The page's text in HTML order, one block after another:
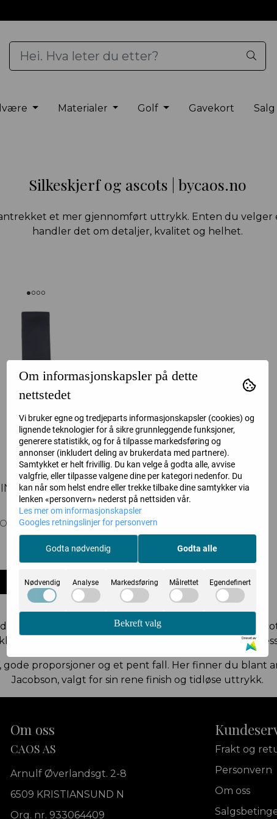
Materialer Golf Gavekort Salg
Silkeskjerf og ascots | bycaos.no
et mer gjennomført uttrykk. Enten du velger
handler det om detaljer, kvalitet og helhet.
SCARVE NAVY
Oscar Jacobson
1.999,-
Kjøp
som ønsker et gjennomtenkt alternativ til slips.
Silkeskjerfene brukes som et elegant tilbehør til
proporsjoner og et pent fall. Her finner du blant
Jacobson, valgt for sin rene finish og tidløse uttrykk.
Om oss
CAOS AS
Arnulf Øverlandsgt. 2-8
6509 KRISTIANSUND N
Org. nr. 933064409
Frakt og
Personvern
Om oss
Om informasjonskapsler på dette
nettstedet
Vi bruker egne og tredjeparts informasjonskapsler (cookies) og
lignende teknologier for å sikre grunnleggende funksjoner,
generere statistikk, og for å tilpasse markedsføring og
annonser (inkludert deling av brukerdata med partnere).
Samtykket er helt frivillig. Du kan velge å godta alle, avvise
valgfrie, eller tilpasse valgene dine per kategori nedenfor. Du
kan når som helst endre eller trekke tilbake dine samtykker via
lenken «personvern» nederst på nettsiden vår.
Les mer om informasjonskapsler
Googles retningslinjer for personvern
Godta nødvendig Godta alle
Nødvendig Analyse Markedsføring Målrettet Egendefinert
Bekreft valg
Drevet av